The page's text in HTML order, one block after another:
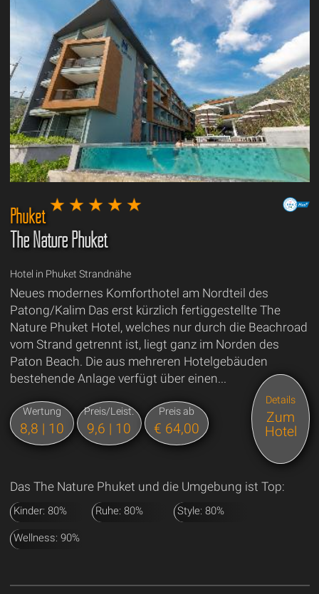
Phuket
The Nature Phuket
Hotel in Phuket Strandnähe
Neues modernes Komforthotel am Nordteil des
Patong/Kalim Das erst kürzlich fertiggestellte The
Nature Phuket Hotel, welches nur durch die Beachroad
vom Strand getrennt ist, liegt ganz im Norden des
Paton Beach. Die aus mehreren Hotelgebäuden
bestehende Anlage verfügt über einen...
Wertung
8,8 | 10
Preis/Leist.
9,6 | 10
Preis ab
€ 64,00
Details
Zum
Hotel
Das The Nature Phuket und die Umgebung ist Top:
Kinder: 80% Ruhe: 80% Style: 80%
Wellness: 90%